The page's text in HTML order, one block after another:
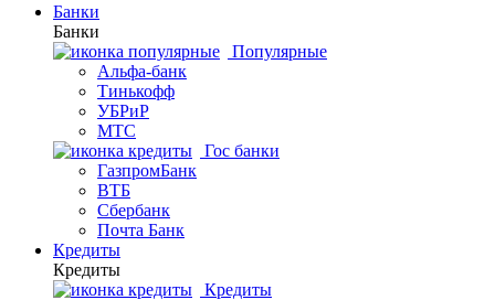
Банки
Банки
Популярные
Альфа-банк
Тинькофф
УБРиР
МТС
Гос банки
ГазпромБанк
ВТБ
Сбербанк
Почта Банк
Кредиты
Кредиты
Кредиты